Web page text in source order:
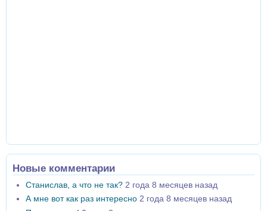
Новые комментарии
Станислав, а что не так? 2 года 8 месяцев назад
А мне вот как раз интересно 2 года 8 месяцев назад